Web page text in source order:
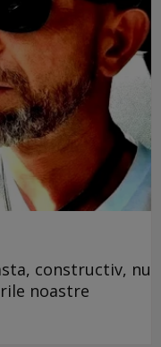
constructiv, nu
noastre